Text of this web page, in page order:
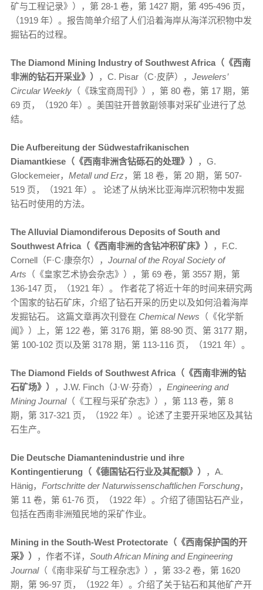
矿与工程记录》），第 28-1 卷，第 1427 期，第 495-496 页，
（1919 年）。报告简单介绍了人们沿着海岸从海洋沉积物中发
掘钻石的过程。
The Diamond Mining Industry of Southwest Africa（《西南
非洲的钻石开采业》）
，C. Pisar（C·皮萨）， Jewelers’
Circular Weekly （《珠宝商周刊》），第 80 卷，第 17 期，第
69 页，（1920 年）。美国驻开普敦副领事对采矿业进行了总
结。
Die Aufbereitung der Südwestafrikanischen
Diamantkiese（《西南非洲含钻砾石的处理》）
，G.
Glockemeier， Metall und Erz，第 18 卷，第 20 期，第 507-
519 页，（1921 年）。 论述了从纳米比亚海岸沉积物中发掘
钻石时使用的方法。
The Alluvial Diamondiferous Deposits of South and
Southwest Africa（《西南非洲的含钻冲积矿床》）
，F.C.
Cornell（F·C·康奈尔）， Journal of the Royal Society of
Arts （《皇家艺术协会杂志》），第 69 卷，第 3557 期，第
136-147 页，（1921 年）。 作者花了将近十年的时间来研究两
个国家的钻石矿床，介绍了钻石开采的历史以及如何沿着海岸
发掘钻石。 这篇文章再次刊登在 Chemical News （《化学新
闻》）上，第 122 卷，第 3176 期，第 88-90 页、第 3177 期，
第 100-102 页以及第 3178 期，第 113-116 页，（1921 年）。
The Diamond Fields of Southwest Africa（《西南非洲的钻
石矿场》）
，J.W. Finch（J·W·芬奇）， Engineering and
Mining Journal（《工程与采矿杂志》），第 113 卷，第 8
期，第 317-321 页，（1922 年）。论述了主要开采地区及其钻
石生产。
Die Deutsche Diamantenindustrie und ihre
Kontingentierung（《德国钻石行业及其配额》）
，A.
Hänig， Fortschritte der Naturwissenschaftlichen Forschung，
第 11 卷，第 61-76 页，（1922 年）。介绍了德国钻石产业，
包括在西南非洲殖民地的采矿作业。
Mining in the South-West Protectorate（《西南保护国的开
采》）
，作者不详， South African Mining and Engineering
Journal（《南非采矿与工程杂志》），第 33-2 卷，第 1620
期，第 96-97 页，（1922 年）。介绍了关于钻石和其他矿产开